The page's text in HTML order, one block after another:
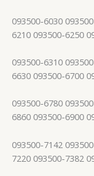
093500-6030
6210 093500-6250
093500-6310
6630 093500-6700
093500-6780
6860 093500-6900
093500-7142
7220 093500-7382